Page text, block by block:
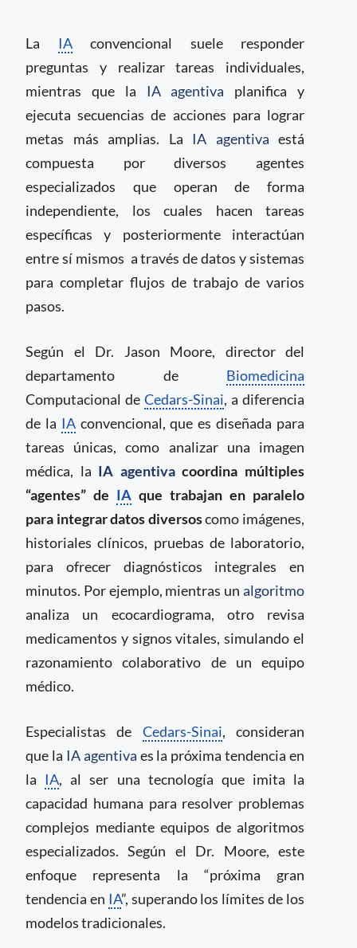
La IAconvencional suele responder
preguntas y realizar tareas individuales,
mientras que la IA agentiva planifica y
ejecuta secuencias de acciones para lograr
metas más amplias. La IA agentiva está
compuesta por diversos agentes
especializados que operan de forma
independiente, los cuales hacen tareas
específicas y posteriormente interactúan
entre sí mismos a través de datos y sistemas
para completar flujos de trabajo de varios
pasos.
Según el Dr. Jason Moore, director del
departamento de Biomedicina
Computacional de Cedars-Sinai, a diferencia
de la IAconvencional, que es diseñada para
tareas únicas, como analizar una imagen
médica, la IA agentivacoordina múltiples
“agentes” de IA que trabajan en paralelo
para integrar datos diversoscomo imágenes,
historiales clínicos, pruebas de laboratorio,
para ofrecer diagnósticos integrales en
minutos. Por ejemplo, mientras un algoritmo
analiza un ecocardiograma, otro revisa
medicamentos y signos vitales, simulando el
razonamiento colaborativo de un equipo
médico.
Especialistas de Cedars-Sinai, consideran
que la IA agentiva es la próxima tendencia en
la IA, al ser una tecnología que imita la
capacidad humana para resolver problemas
complejos mediante equipos de algoritmos
especializados. Según el Dr. Moore, este
enfoque representa la “próxima gran
tendencia en IA”, superando los límites de los
modelos tradicionales.